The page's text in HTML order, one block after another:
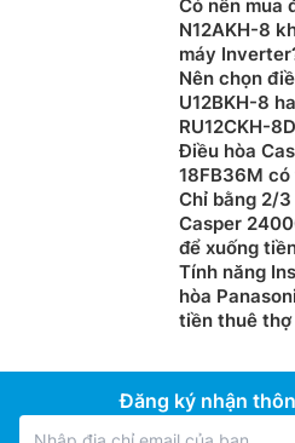
Có nên mua
N12AKH-8
máy
Nên chọn
U12BKH-8
RU12CKH-
Điều hòa
18FB36M
Chỉ bằng 2/
Casper
để xuống
Tính năng
hòa
tiền thuê thợ
Đăng ký nhận